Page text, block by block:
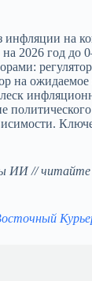
на
2026 год до
на ожидаемое
ИИ // читайте